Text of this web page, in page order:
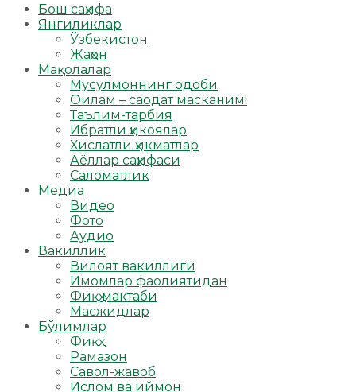
Бош саҳифа
Янгиликлар
Ўзбекистон
Жаҳон
Мақолалар
Мусулмоннинг одоби
Оилам – саодат масканим!
Таълим-тарбия
Ибратли ҳикоялар
Хислатли ҳикматлар
Аёллар саҳифаси
Саломатлик
Медиа
Видео
Фото
Аудио
Вакиллик
Вилоят вакиллиги
Имомлар фаолиятидан
Фиқҳ мактаби
Масжидлар
Бўлимлар
Фиқҳ
Рамазон
Савол-жавоб
Ислом ва иймон